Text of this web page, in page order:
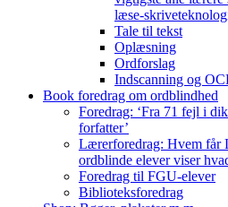
læse-
Tale til tekst
Oplæsning
Ordforslag
Indscanning og
Book foredrag om ordblindhed
Foredrag: ‘Fra 71 fejl i
forfatter’
Lærerforedrag: Hvem får
ordblinde elever viser
Foredrag til FGU-elever
Biblioteksforedrag